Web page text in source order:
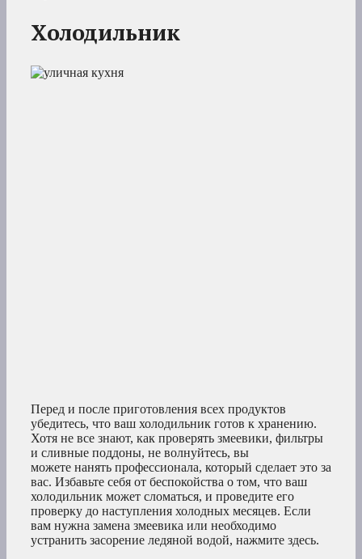
Холодильник
Перед и после приготовления всех продуктов
убедитесь, что ваш холодильник готов к хранению.
Хотя не все знают, как проверять змеевики, фильтры
и сливные поддоны, не волнуйтесь, вы
можете нанять профессионала, который сделает это за
вас. Избавьте себя от беспокойства о том, что ваш
холодильник может сломаться, и проведите его
проверку до наступления холодных месяцев. Если
вам нужна замена змеевика или необходимо
устранить засорение ледяной водой, нажмите здесь.